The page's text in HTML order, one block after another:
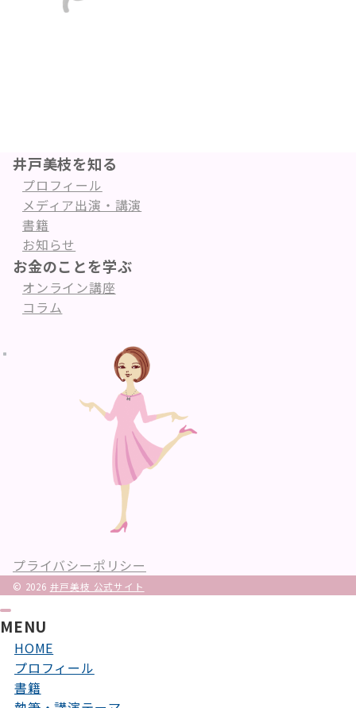
井戸美枝を知る
プロフィール
メディア出演・講演
書籍
お知らせ
お金のことを学ぶ
オンライン講座
コラム
プライバシーポリシー
© 2026 井戸美枝 公式サイト
MENU
HOME
プロフィール
書籍